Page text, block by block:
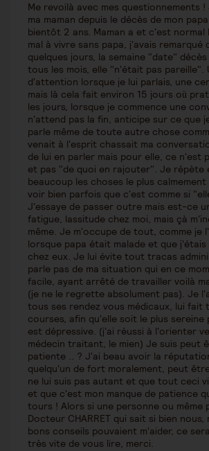
Me revoilà avec mes questionnements
ma maman depuis le décès de mon
bientôt 2 ans. Maman a et c'est normal
mal à vivre sans papa, j'avais remarqué
quelques jours, la semaine "date"
tous les mois, elle "n'était pas pareille".
d'attention lorsque je lui parlais, une
mais là cela fait environ 15 jours où
les jours, lorsque je commence une
n'attend pas la fin, anticipe sur ce que
parle même de toute autre chose
venait à l'esprit chassait ma
de lui en parler mais pour elle, ce n'est
et pas "de quoi en rajouter". Je répète
beaucoup les choses le plus
voir bien parfois que c'est comme si
J'essaye de passer outre mais est-ce
fatigue, lassitude chez moi, mais çà
même. Je m'occupe de tout, comme je
lorsque papa était malade et que
chez eux. Je lui évite tout tracas
parle pas de ma situation qui en ce
facile, ayant arrêté de travailler voilà
(je ne le regrette absolument pas). Je
tous ses rendez vous médicaux, lui fait
courses, afin qu'elle soit le plus sereine
est dépressive. (j'ai réussi à l'orienter
médecin traitant, le mien) Je suis peut
patiente .. ? J'ai beau avoir la
quelqu'un de fort moralement, peut
ne lui suis pas autant et que tout ceci
et que c'est mon manque de patience
tours ! Alors si une personne ou même
Docteur CHARRET qui sait si bien
bons conseils pouvaient m'aider, ce
très vite de vous lire, merci.